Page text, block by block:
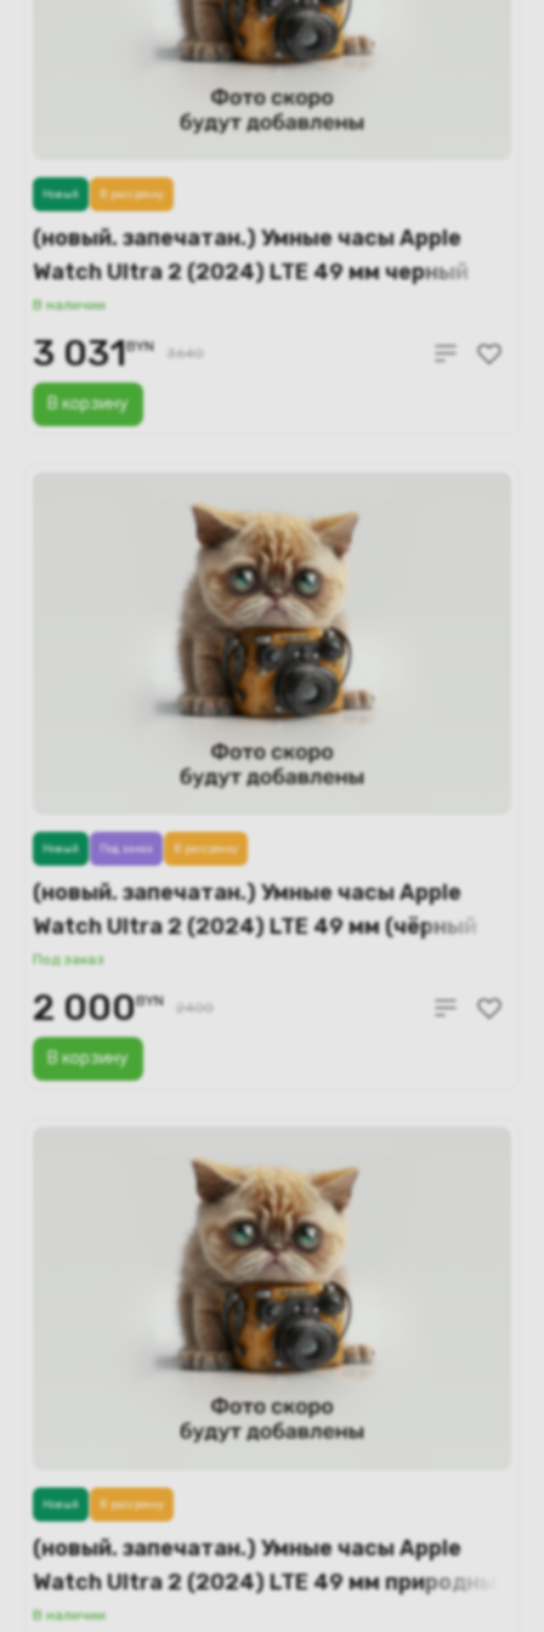
(новый. запечатан.) Умные часы Apple
Watch Ultra 2 (2024) LTE 49 мм черный
титановый корпус/темно-зеленый
текстильный ремешок – S (MX4Q3)
В наличии
В корзину
Новый В рассрочку
3 031BYN 3640
(новый. запечатан.) Умные часы Apple
Watch Ultra 2 (2024) LTE 49 мм (чёрный
титановый корпус/темно-зеленый
текстильный ремешок – M) MX4R3
Под заказ
В корзину
Новый Под заказ В рассрочку
2 000BYN 2400
(новый. запечатан.) Умные часы Apple
Watch Ultra 2 (2024) LTE 49 мм природный
титановый корпус/природный ремешок
В наличии
Новый В рассрочку